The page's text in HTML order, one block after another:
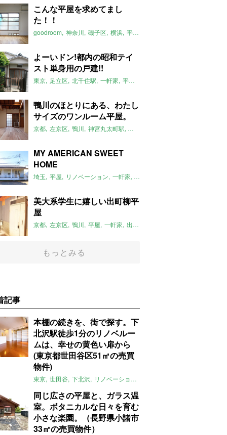
こんな平屋を求めてまし
た！！
goodroom 神奈川 磯子区 横浜 平屋
よーいドン!都内の昭和テイ
スト単身用の戸建!!
東京 足立区 北千住駅 一軒家 平屋
鴨川のほとりにある、わたし
サイズのワンルーム平屋。
京都 左京区 鴨川 神宮丸太町駅 リノベーション
MY AMERICAN SWEET
HOME
埼玉 平屋 リノベーション 一軒家 米軍ハウス
美大系学生に嬉しい出町柳平
屋
京都 左京区 鴨川 平屋 一軒家 出町柳駅
もっとみる
記事
本棚の続きを、街で探す。下
北沢駅徒歩1分のリノベルー
ムは、幸せの黄色い扉から
(東京都世田谷区51㎡の売買
物件)
東京 世田谷 下北沢 リノベーション
同じ広さの平屋と、ガラス温
室。ボタニカルな日々を育む
小さな楽園。（長野県小諸市
33㎡の売買物件）